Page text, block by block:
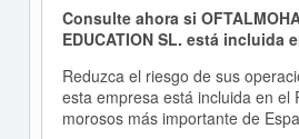
Consulte ahora si
EDUCATION SL. está incluida
Reduzca el riesgo de sus
esta empresa está incluida en el
morosos más importante de